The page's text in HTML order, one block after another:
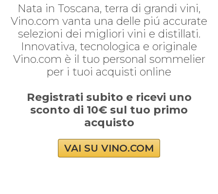
Nata in Toscana, terra di grandi vini,
Vino.com vanta una delle piú accurate
selezioni dei migliori vini e distillati.
Innovativa, tecnologica e originale
Vino.com è il tuo personal sommelier
per i tuoi acquisti online
Registrati subito e ricevi uno
sconto di 10€ sul tuo primo
acquisto
VAI SU VINO.COM